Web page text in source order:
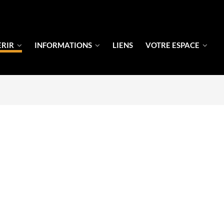
INFORMATIONS LIENS VOTRE ESPACE